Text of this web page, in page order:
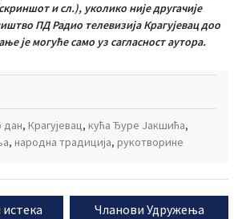
и сл.), уколико није другачије
ПД Радио телевизија Крагујевац доо
је могуће само уз сагласност аутора.
дан, Крагујевац, кућа Ђуре Јакшића,
, народна традиција, рукотворине
Next
Чланови Удружења